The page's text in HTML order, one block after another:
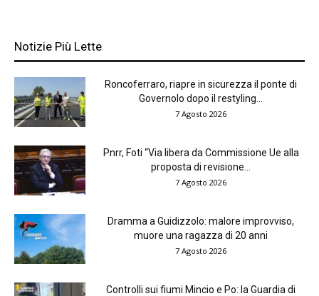
Notizie Più Lette
Roncoferraro, riapre in sicurezza il ponte di
Governolo dopo il restyling...
7 Agosto 2026
Pnrr, Foti “Via libera da Commissione Ue alla
proposta di revisione...
7 Agosto 2026
Dramma a Guidizzolo: malore improvviso,
muore una ragazza di 20 anni
7 Agosto 2026
Controlli sui fiumi Mincio e Po: la Guardia di